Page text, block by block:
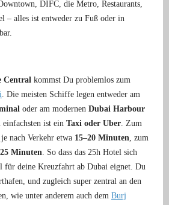
DIFC, die Metro, Restaurants,
– alles ist entweder zu Fuß oder in
Central kommst Du problemlos zum
. Die meisten Schiffe legen entweder am
oder am modernen Dubai Harbour
einfachsten ist ein Taxi oder Uber . Zum
nach Verkehr etwa 15–20 Minuten , zum
Minuten . So dass das 25h Hotel sich
für deine Kreuzfahrt ab Dubai eignet. Du
und zugleich super zentral an den
wie unter anderem auch dem Burj